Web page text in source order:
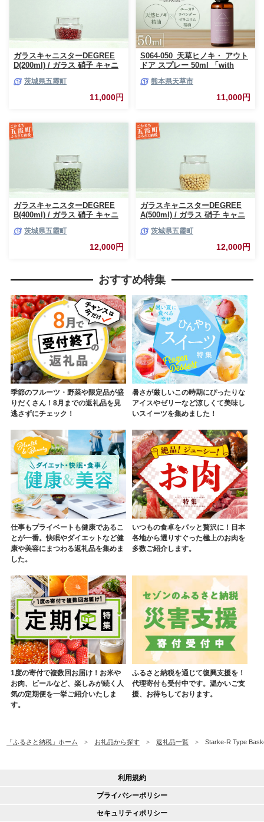
ガラスキャニスターDEGREE
D(200ml) / ガラス 硝子 キャニ
耐熱 一生もの 職人 こだわり
JIDA デザインミュージアムセ
レクション 茨城県 五霞町
茨城県五霞町
11,000円
S064-050_天草ヒノキ・ アウト
ドア スプレー 50ml 「with
熊本県天草市
11,000円
ガラスキャニスターDEGREE
B(400ml) / ガラス 硝子 キャニ
耐熱 一生もの 職人 こだわり
JIDA デザインミュージアムセ
レクション 茨城県 五霞町
茨城県五霞町
12,000円
ガラスキャニスターDEGREE
A(500ml) / ガラス 硝子 キャニ
耐熱 一生もの 職人 こだわり
JIDA デザインミュージアムセ
レクション 茨城県 五霞町
茨城県五霞町
12,000円
おすすめ特集
季節のフルーツ・野菜や限定品が盛
りだくさん！8月までの返礼品を見
逃さずにチェック！
暑さが厳しいこの時期にぴったりな
アイスやゼリーなど涼しくて美味し
いスイーツを集めました！
仕事もプライベートも健康であるこ
とが一番。快眠やダイエットなど健
康や美容にまつわる返礼品を集めま
した。
いつもの食卓をパッと贅沢に！日本
各地から選りすぐった極上のお肉を
多数ご紹介します。
1度の寄付で複数回お届け！お米や
お肉、ビールなど、楽しみが続く人
気の定期便を一挙ご紹介いたしま
す。
ふるさと納税を通じて復興支援を！
代理寄付も受付中です。温かいご支
援、お待ちしております。
「ふるさと納税」ホーム お礼品から探す 返礼品一覧 Starke-R Type
利用規約
プライバシーポリシー
セキュリティポリシー